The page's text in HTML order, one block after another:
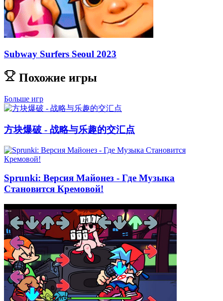
Subway Surfers Seoul 2023
Похожие игры
Больше игр
方块爆破 - 战略与乐趣的交汇点
Sprunki: Версия Майонез - Где Музыка
Становится Кремовой!